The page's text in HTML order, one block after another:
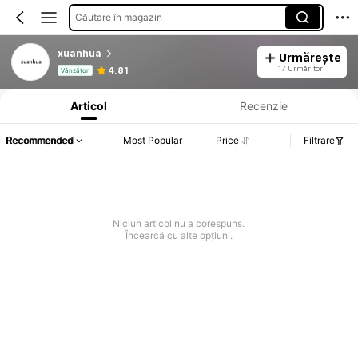
Căutare în magazin
xuanhua
Vânzător 4.81
Urmărește
17 Urmăritori
Informații despre produs: Divulgarea prețului, detalii privind vânzările și stocul.
Articol Recenzie
Recommended Most Popular Price Filtrare
Niciun articol nu a corespuns.
Încearcă cu alte opțiuni.